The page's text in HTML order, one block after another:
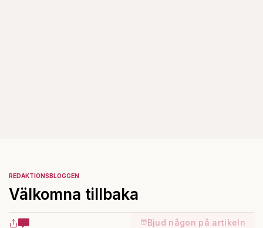
REDAKTIONSBLOGGEN
Välkomna tillbaka
Bjud någon på artikeln